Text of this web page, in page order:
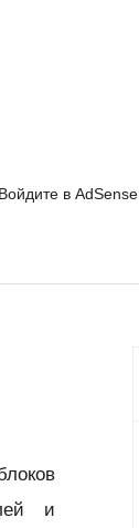
Войдите в AdSense
и